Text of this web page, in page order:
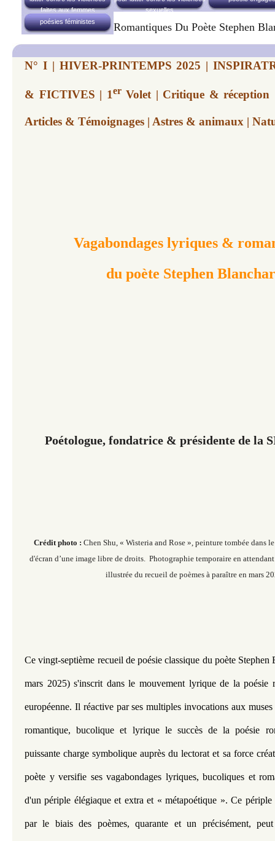
faites aux femmes
sexuelles
poésies féministes Romantiques Du Poète Stephen
N° I | HIVER-PRINTEMPS 2025 |
& FICTIVES | 1erVolet | Critique & réception
Articles & Témoignages | Astres & animaux |
Vagabondages lyriques &
du poète Stephen
Poétologue, fondatrice & présidente de la
Crédit photo : Chen Shu, « Wisteria and Rose », peinture tombée dans
d'écran d’une image libre de droits. Photographie temporaire en
illustrée du recueil de poèmes à paraître en mars
Ce vingt-septième recueil de poésie classique du poète Stephen
mars 2025) s'inscrit dans le mouvement lyrique de la poésie
européenne. Il réactive par ses multiples invocations aux
romantique, bucolique et lyrique le succès de la poésie
puissante charge symbolique auprès du lectorat et sa force
poète y versifie ses vagabondages lyriques, bucoliques et
d'un périple élégiaque et extra et « métapoétique ». Ce
par le biais des poèmes, quarante et un précisément,